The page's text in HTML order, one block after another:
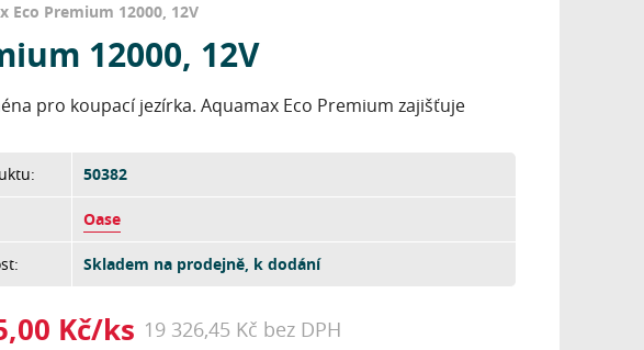
Eco Premium 12000, 12V
12000, 12V
pro koupací jezírka. Aquamax Eco Premium zajišťuje
50382
Oase
Skladem na prodejně, k dodání
Kč/ks 19 326,45 Kč bez DPH